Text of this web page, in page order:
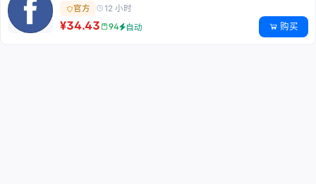
官方 12 小时
¥34.43 94 自动 购买